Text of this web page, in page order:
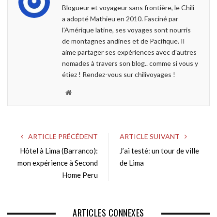
o
k
r
+
I
Blogueur et voyageur sans frontière, le Chili
a adopté Mathieu en 2010. Fasciné par
l'Amérique latine, ses voyages sont nourris
de montagnes andines et de Pacifique. Il
aime partager ses expériences avec d'autres
nomades à travers son blog.. comme si vous y
étiez ! Rendez-vous sur chilivoyages !
W
i
t
e
ARTICLE PRÉCÉDENT
Hôtel à Lima (Barranco):
mon expérience à Second
Home Peru
ARTICLE SUIVANT
J’ai testé: un tour de ville
de Lima
ARTICLES CONNEXES